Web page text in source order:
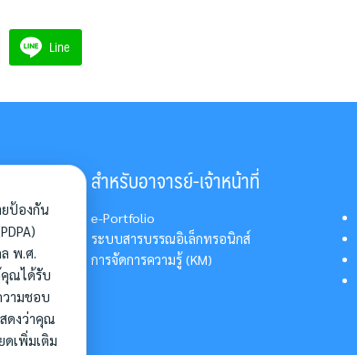
Line
–
สำหรับอาจารย์-เจ้าหน้าที่
e-Portfolio
ระบบสารบรรณอิเล็กทรอนิกส์
การจัดการความรู้ (KM)
ป้องกัน
พ.ศ.
คุณได้รับ
วามชอบ
ดงว่าคุณ
ดเพิ่มเติม